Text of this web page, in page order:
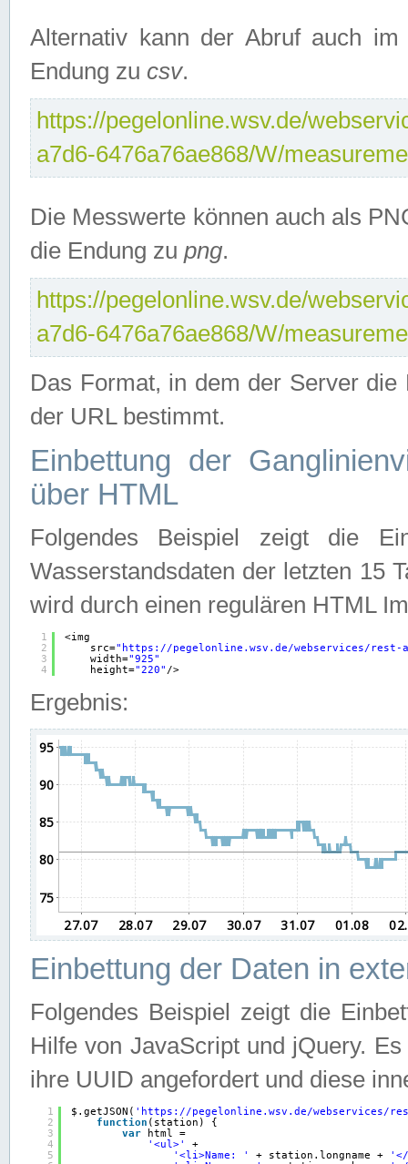
Alternativ kann der Abruf auch
Endung zu csv.
https://pegelonline.wsv.de/
a7d6-6476a76ae868/W/
Die Messwerte können auch als
die Endung zu png.
https://pegelonline.wsv.de/
a7d6-6476a76ae868/W/
Das Format, in dem der Server
der URL bestimmt.
Einbettung der
über HTML
Folgendes Beispiel zeigt die
Wasserstandsdaten der letzten 15
wird durch einen regulären HTML
1
2
3
4
<img
src=" https://pegelonline.wsv.de/webservices/rest-
width="925"
height="220" />
Ergebnis:
Einbettung der Daten in
Folgendes Beispiel zeigt die
Hilfe von JavaScript und jQuery.
ihre UUID angefordert und diese
1
2
3
4
5
$.getJSON( ' https://pegelonline.wsv.de/webservices/
function (station) {
var
html =
'<ul>'
+
'<li>Name: '
+ station.longname +